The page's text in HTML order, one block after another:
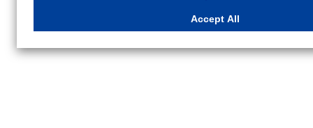
Accept All